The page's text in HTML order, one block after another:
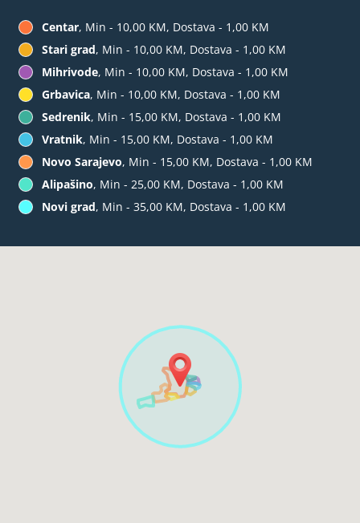
Centar, Min - 10,00 KM, Dostava - 1,00 KM
Stari grad, Min - 10,00 KM, Dostava - 1,00 KM
Mihrivode, Min - 10,00 KM, Dostava - 1,00 KM
Grbavica, Min - 10,00 KM, Dostava - 1,00 KM
Sedrenik, Min - 15,00 KM, Dostava - 1,00 KM
Vratnik, Min - 15,00 KM, Dostava - 1,00 KM
Novo Sarajevo, Min - 15,00 KM, Dostava - 1,00 KM
Alipašino, Min - 25,00 KM, Dostava - 1,00 KM
Novi grad, Min - 35,00 KM, Dostava - 1,00 KM